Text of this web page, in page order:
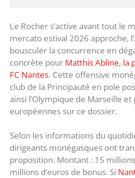
Le Rocher s’active avant tout le
mercato estival 2026 approche,
bousculer la concurrence en
concrète pour Matthis Abline, la
FC Nantes. Cette offensive
club de la Principauté en pole
ainsi l’Olympique de Marseille
européennes sur ce dossier.
Selon les informations du
dirigeants monégasques ont
proposition. Montant : 15
millions d’euros de bonus. Si